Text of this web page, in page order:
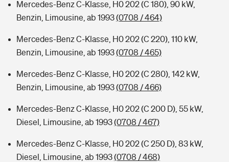
Sie haben Fragen?
Zur Übersicht
Tools
Kinderunfall-Check: Mehr Sicherheit für deine Kids
Sie haben Fragen?
Mercedes-Benz C-Klasse, H0 202 (C 180), 90 kW,
Benzin, Limousine, ab 1993(0708 / 464)
Mercedes-Benz C-Klasse, H0 202 (C 220), 110 kW,
Benzin, Limousine, ab 1993(0708 / 465)
Mercedes-Benz C-Klasse, H0 202 (C 280), 142 kW,
Benzin, Limousine, ab 1993(0708 / 466)
Mercedes-Benz C-Klasse, H0 202 (C 200 D), 55 kW,
Diesel, Limousine, ab 1993(0708 / 467)
Mercedes-Benz C-Klasse, H0 202 (C 250 D), 83 kW,
Diesel, Limousine, ab 1993(0708 / 468)